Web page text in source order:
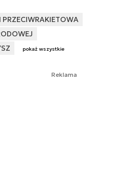
pokaż wszystkie
Reklama